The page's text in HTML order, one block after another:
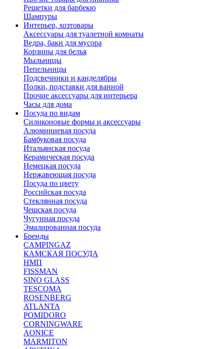
Решетки для барбекю
Шампуры
Интерьер, хозтовары
Аксессуары для туалетной комнаты
Ведра, баки для мусора
Корзины для белья
Мыльницы
Пепельницы
Подсвечники и канделябры
Полки, подставки для ванной
Прочие аксессуары для интерьера
Часы для дома
Посуда по видам
Cиликоновые формы и аксессуары
Алюминиевая посуда
Бамбуковая посуда
Итальянская посуда
Керамическая посуда
Немецкая посуда
Нержавеющая посуда
Посуда по цвету
Российская посуда
Стеклянная посуда
Чешская посуда
Чугунная посуда
Эмалированная посуда
Бренды
CAMPINGAZ
КАМСКАЯ ПОСУДА
НМП
FISSMAN
SINO GLASS
TESCOMA
ROSENBERG
ATLANTA
POMIDORO
CORNINGWARE
AONICE
MARMITON